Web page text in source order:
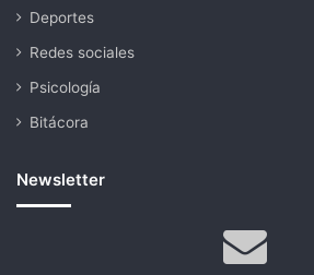
Deportes
Redes sociales
Psicología
Bitácora
Newsletter